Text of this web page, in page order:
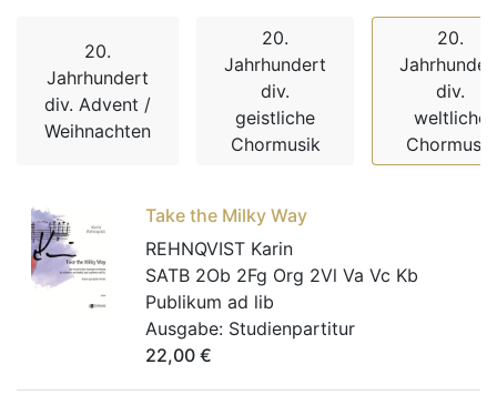
20.
Jahrhundert
div. Advent /
Weihnachten
20.
Jahrhundert
div.
geistliche
Chormusik
20.
div.
weltliche
Chormusik
Take the Milky Way
REHNQVIST Karin
SATB 2Ob 2Fg Org 2Vl Va Vc Kb
Publikum ad lib
Ausgabe: Studienpartitur
22,00 €